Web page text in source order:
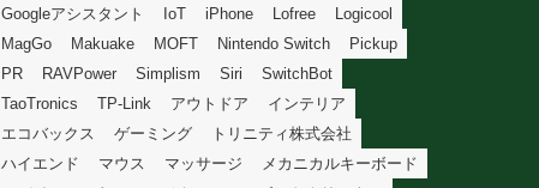
Googleアシスタント
IoT iPhone Lofree
Logicool
MagGo
Makuake MOFT Nintendo Switch
Pickup
PR
RAVPower Simplism Siri
SwitchBot
TaoTronics
TP-Link アウトドア
インテリア
エコバックス
ゲーミング
トリニティ株式会社
ハイエンド
マウス マッサージ
メカニカルキーボード